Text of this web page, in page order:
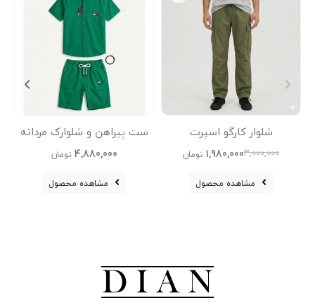
شلوار کارگو اسپرت
3,000,000
1,980,000تومان
مشاهده محصول
ست پیراهن و شلوارک مردانه
4,880,000تومان
مشاهده محصول